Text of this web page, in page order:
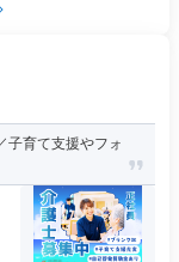
子育て支援やフォ